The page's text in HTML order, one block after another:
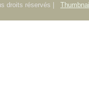
droits réservés |